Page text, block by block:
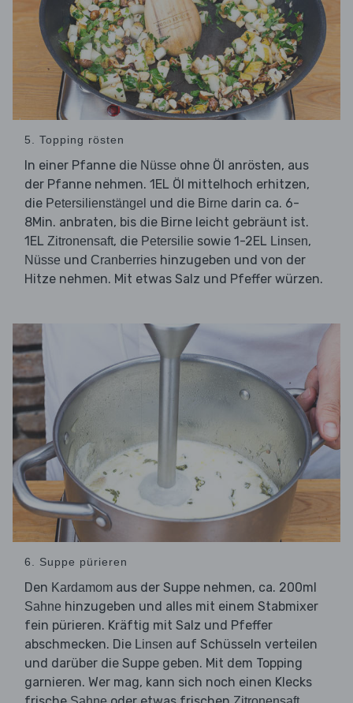
5. Topping rösten
In einer Pfanne die Nüsse ohne Öl anrösten, aus
der Pfanne nehmen. 1EL Öl mittelhoch erhitzen,
die Petersilienstängel und die Birne darin ca. 6-
8Min. anbraten, bis die Birne leicht gebräunt ist.
1EL Zitronensaft, die Petersilie sowie 1-2EL Linsen,
Nüsse und Cranberries hinzugeben und von der
Hitze nehmen. Mit etwas Salz und Pfeffer würzen.
6. Suppe pürieren
Den Kardamom aus der Suppe nehmen, ca. 200ml
Sahne hinzugeben und alles mit einem Stabmixer
fein pürieren. Kräftig mit Salz und Pfeffer
abschmecken. Die Linsen auf Schüsseln verteilen
und darüber die Suppe geben. Mit dem Topping
garnieren. Wer mag, kann sich noch einen Klecks